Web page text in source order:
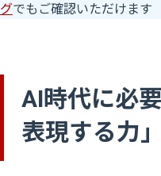
グでもご確認いただけます
AI時代に必
表現する力